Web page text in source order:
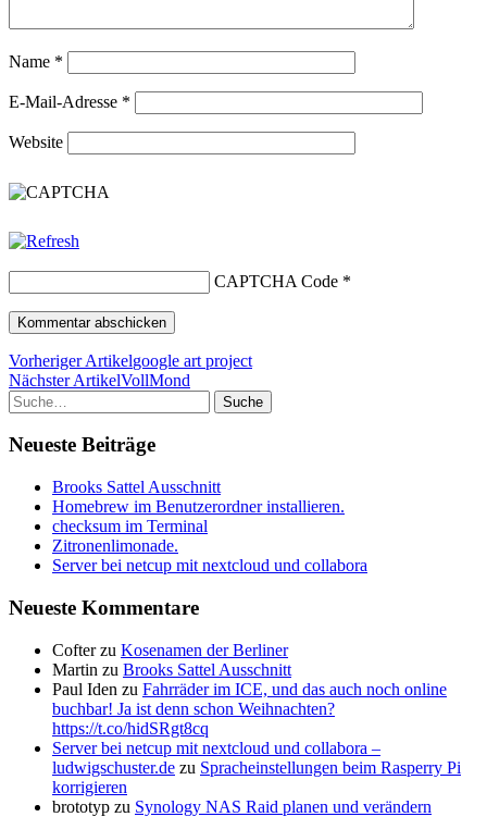
Name *
E-Mail-Adresse *
Website
CAPTCHA Code *
Vorheriger Artikelgoogle art project
Nächster ArtikelVollMond
Suche
Neueste Beiträge
Brooks Sattel Ausschnitt
Homebrew im Benutzerordner installieren.
checksum im Terminal
Zitronenlimonade.
Server bei netcup mit nextcloud und collabora
Neueste Kommentare
Cofterzu Kosenamen der Berliner
Martin zu Brooks Sattel Ausschnitt
Paul Iden zu Fahrräder im ICE, und das auch noch online
buchbar! Ja ist denn schon Weihnachten?
https://t.co/hidSRgt8cq
Server bei netcup mit nextcloud und collabora –
ludwigschuster.de zu Spracheinstellungen beim Rasperry Pi
korrigieren
brototyp zu Synology NAS Raid planen und verändern